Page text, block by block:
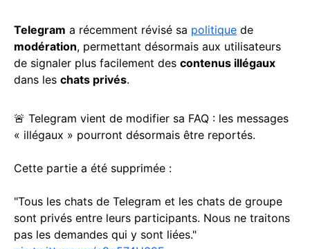
Telegram a récemment révisé sa politique de
modération, permettant désormais aux utilisateurs
de signaler plus facilement des contenus illégaux
dans les chats privés.
🚨 Telegram vient de modifier sa FAQ : les messages
« illégaux » pourront désormais être reportés.
Cette partie a été supprimée :
"Tous les chats de Telegram et les chats de groupe
sont privés entre leurs participants. Nous ne traitons
pas les demandes qui y sont liées."